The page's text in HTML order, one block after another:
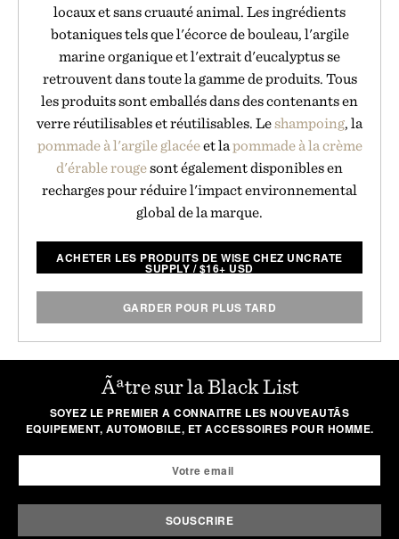
locaux et sans cruauté animal. Les ingrédients
botaniques tels que l'écorce de bouleau, l'argile
marine organique et l'extrait d'eucalyptus se
retrouvent dans toute la gamme de produits. Tous
les produits sont emballés dans des contenants en
verre réutilisables et réutilisables. Leshampoing, la
pommade à l'argile glacéeet lapommade à la crème
d'érable rougesont également disponibles en
recharges pour réduire l'impact environnemental
global de la marque.
ACHETER LES PRODUITS DE WISE CHEZ UNCRATE
SUPPLY /$16+ USD
GARDER POUR PLUS TARD
Ãªtre sur la Black List
SOYEZ LE PREMIER A CONNAITRE LES NOUVEAUTÃS
EQUIPEMENT, AUTOMOBILE, ET ACCESSOIRES POUR HOMME.